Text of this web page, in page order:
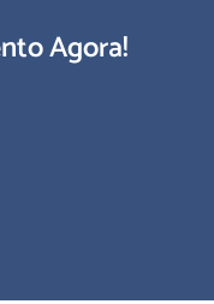
Agora!